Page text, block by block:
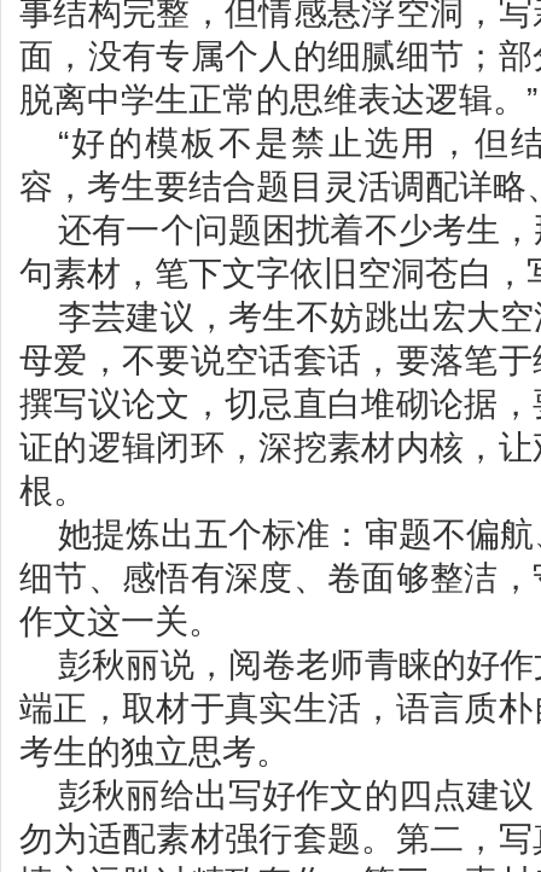
事结构完整，但情感悬浮空洞，
面，没有专属个人的细腻细节；
脱离中学生正常的思维表达逻辑。”
“好的模板不是禁止选用，但
容，考生要结合题目灵活调配详略
还有一个问题困扰着不少考生
句素材，笔下文字依旧空洞苍白，
李芸建议，考生不妨跳出宏大
母爱，不要说空话套话，要落笔
撰写议论文，切忌直白堆砌论据
证的逻辑闭环，深挖素材内核，
根。
她提炼出五个标准：审题不偏
细节、感悟有深度、卷面够整洁
作文这一关。
彭秋丽说，阅卷老师青睐的好
端正，取材于真实生活，语言质
考生的独立思考。
彭秋丽给出写好作文的四点建
勿为适配素材强行套题。第二，